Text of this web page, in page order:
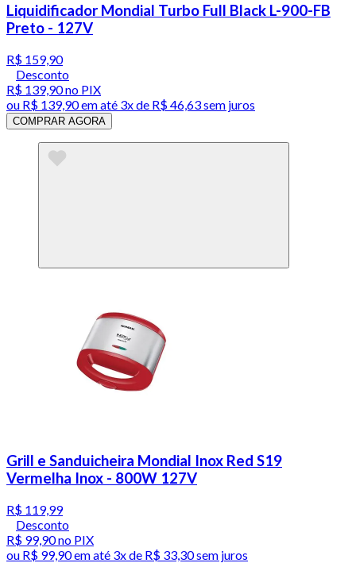
Liquidificador Mondial Turbo Full Black L-900-FB
Preto - 127V
R$ 159,90
Desconto
R$ 139,90no PIX
ou R$ 139,90em até 3x de R$ 46,63 sem juros
COMPRAR AGORA
Grill e Sanduicheira Mondial Inox Red S19
Vermelha Inox - 800W 127V
R$ 119,99
Desconto
R$ 99,90no PIX
ou R$ 99,90em até 3x de R$ 33,30 sem juros